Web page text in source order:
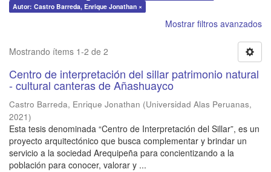
Autor: Castro Barreda, Enrique Jonathan ×
Mostrar filtros avanzados
Mostrando ítems 1-2 de 2
Centro de interpretación del sillar patrimonio natural
- cultural canteras de Añashuayco
Castro Barreda, Enrique Jonathan (Universidad Alas Peruanas,
2021)
Esta tesis denominada “Centro de Interpretación del Sillar”, es un
proyecto arquitectónico que busca complementar y brindar un
servicio a la sociedad Arequipeña para concientizando a la
población para conocer, valorar y ...